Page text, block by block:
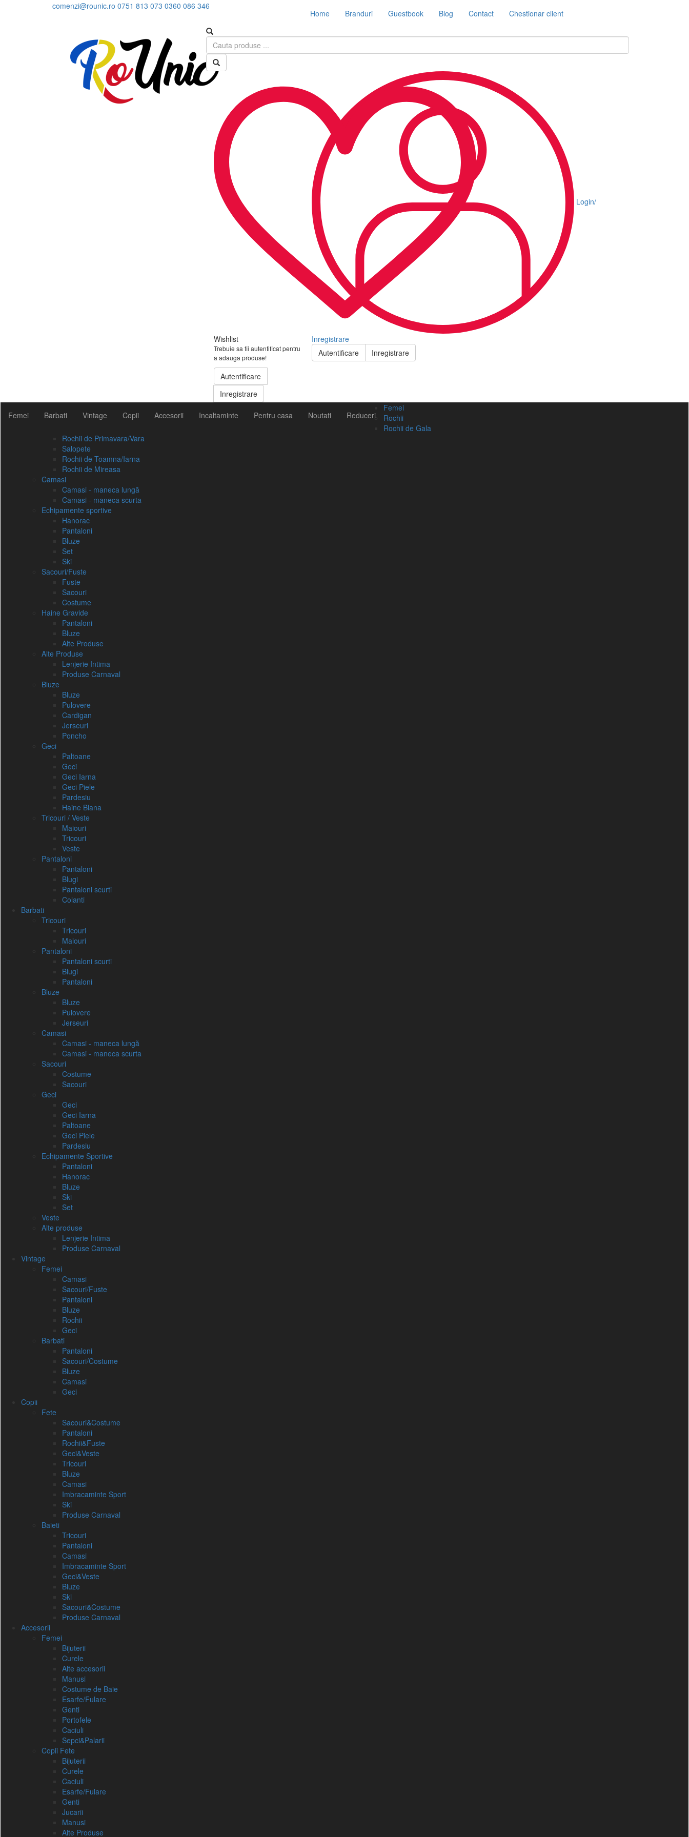
comenzi@rounic.ro 0751 813 073 0360 086 346
Home Branduri Guestbook Blog Contact Chestionar client
Wishlist
Trebuie sa fii autentificat pentru
a adauga produse!
Autentificare
Inregistrare
Login/
Inregistrare
Autentificare
Inregistrare
Femei Barbati Vintage Copii Accesorii Incaltaminte Pentru casa Noutati Reduceri
Femei
Rochii
Rochii de Gala
Rochii de Primavara/Vara
Salopete
Rochii de Toamna/Iarna
Rochii de Mireasa
Camasi
Camasi - maneca lungă
Camasi - maneca scurta
Echipamente sportive
Hanorac
Pantaloni
Bluze
Set
Ski
Sacouri/Fuste
Fuste
Sacouri
Costume
Haine Gravide
Pantaloni
Bluze
Alte Produse
Alte Produse
Lenjerie Intima
Produse Carnaval
Bluze
Bluze
Pulovere
Cardigan
Jerseuri
Poncho
Geci
Paltoane
Geci
Geci Iarna
Geci Piele
Pardesiu
Haine Blana
Tricouri / Veste
Maiouri
Tricouri
Veste
Pantaloni
Pantaloni
Blugi
Pantaloni scurti
Colanti
Barbati
Tricouri
Tricouri
Maiouri
Pantaloni
Pantaloni scurti
Blugi
Pantaloni
Bluze
Bluze
Pulovere
Jerseuri
Camasi
Camasi - maneca lungă
Camasi - maneca scurta
Sacouri
Costume
Sacouri
Geci
Geci
Geci Iarna
Paltoane
Geci Piele
Pardesiu
Echipamente Sportive
Pantaloni
Hanorac
Bluze
Ski
Set
Veste
Alte produse
Lenjerie Intima
Produse Carnaval
Vintage
Femei
Camasi
Sacouri/Fuste
Pantaloni
Bluze
Rochii
Geci
Barbati
Pantaloni
Sacouri/Costume
Bluze
Camasi
Geci
Copii
Fete
Sacouri&Costume
Pantaloni
Rochii&Fuste
Geci&Veste
Tricouri
Bluze
Camasi
Imbracaminte Sport
Ski
Produse Carnaval
Baieti
Tricouri
Pantaloni
Camasi
Imbracaminte Sport
Geci&Veste
Bluze
Ski
Sacouri&Costume
Produse Carnaval
Accesorii
Femei
Bijuterii
Curele
Alte accesorii
Manusi
Costume de Baie
Esarfe/Fulare
Genti
Portofele
Caciuli
Sepci&Palarii
Copii Fete
Bijuterii
Curele
Caciuli
Esarfe/Fulare
Genti
Jucarii
Manusi
Alte Produse